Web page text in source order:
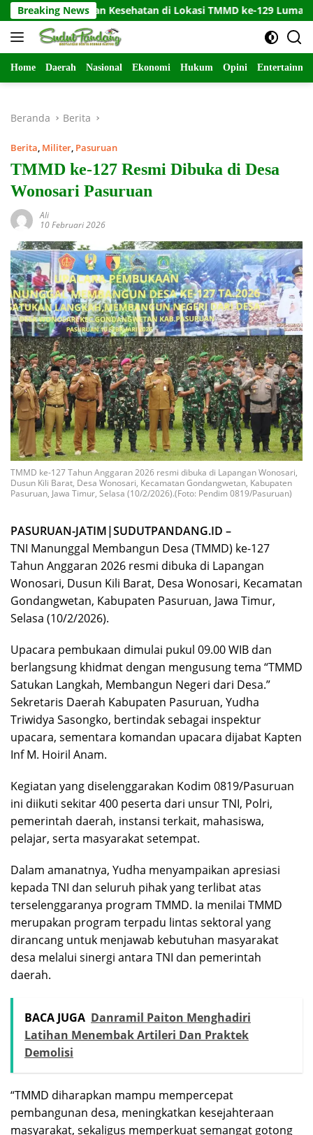
Langsung
ke
konten
Breaking News
Layanan Kesehatan di Lokasi TMMD ke-129 Lumajang, Warga
Home Daerah Nasional Ekonomi Hukum Opini
Beranda Berita
Berita, Militer, Pasuruan
TMMD ke-127 Resmi Dibuka di Desa
Wonosari Pasuruan
Ali
10 Februari 2026
TMMD ke-127 Tahun Anggaran 2026 resmi dibuka di Lapangan Wonosari,
Dusun Kili Barat, Desa Wonosari, Kecamatan Gondangwetan, Kabupaten
Pasuruan, Jawa Timur, Selasa (10/2/2026).(Foto: Pendim 0819/Pasuruan)
PASURUAN-JATIM|SUDUTPANDANG.ID –
TNI Manunggal Membangun Desa (TMMD) ke-127
Tahun Anggaran 2026 resmi dibuka di Lapangan
Wonosari, Dusun Kili Barat, Desa Wonosari, Kecamatan
Gondangwetan, Kabupaten Pasuruan, Jawa Timur,
Selasa (10/2/2026).
Upacara pembukaan dimulai pukul 09.00 WIB dan
berlangsung khidmat dengan mengusung tema “TMMD
Satukan Langkah, Membangun Negeri dari Desa.”
Sekretaris Daerah Kabupaten Pasuruan, Yudha
Triwidya Sasongko, bertindak sebagai inspektur
upacara, sementara komandan upacara dijabat Kapten
Inf M. Hoiril Anam.
Kegiatan yang diselenggarakan Kodim 0819/Pasuruan
ini diikuti sekitar 400 peserta dari unsur TNI, Polri,
pemerintah daerah, instansi terkait, mahasiswa,
pelajar, serta masyarakat setempat.
Dalam amanatnya, Yudha menyampaikan apresiasi
kepada TNI dan seluruh pihak yang terlibat atas
terselenggaranya program TMMD. Ia menilai TMMD
merupakan program terpadu lintas sektoral yang
dirancang untuk menjawab kebutuhan masyarakat
desa melalui sinergi antara TNI dan pemerintah
daerah.
BACA JUGA Danramil Paiton Menghadiri
Latihan Menembak Artileri Dan Praktek
Demolisi
“TMMD diharapkan mampu mempercepat
pembangunan desa, meningkatkan kesejahteraan
masyarakat, sekaligus memperkuat semangat gotong